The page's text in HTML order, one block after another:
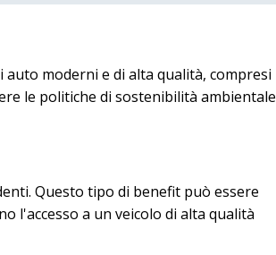
moderni e di alta qualità, compresi
le politiche di sostenibilità ambientale
Questo tipo di benefit può essere
l'accesso a un veicolo di alta qualità